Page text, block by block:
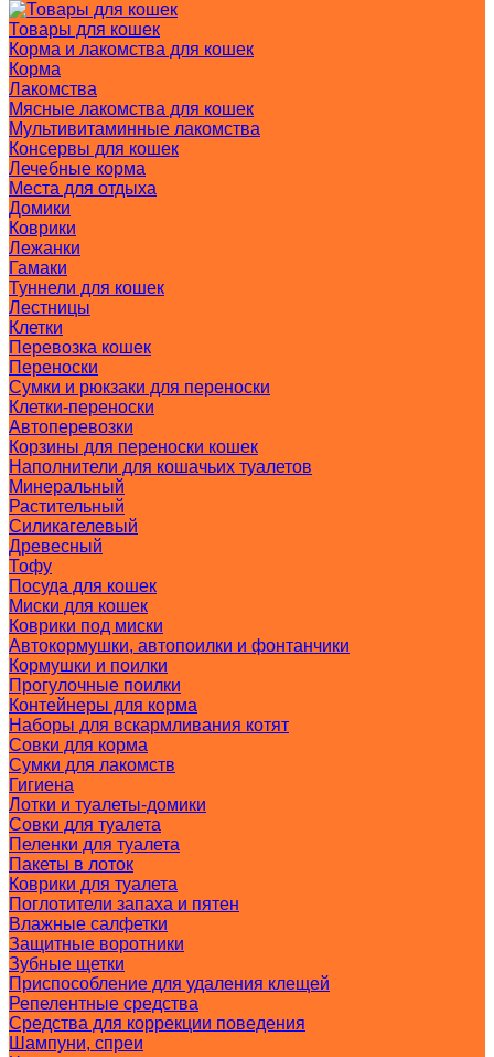
Товары для кошек
Корма и лакомства для кошек
Корма
Лакомства
Мясные лакомства для кошек
Мультивитаминные лакомства
Консервы для кошек
Лечебные корма
Места для отдыха
Домики
Коврики
Лежанки
Гамаки
Туннели для кошек
Лестницы
Клетки
Перевозка кошек
Переноски
Сумки и рюкзаки для переноски
Клетки-переноски
Автоперевозки
Корзины для переноски кошек
Наполнители для кошачьих туалетов
Минеральный
Растительный
Силикагелевый
Древесный
Тофу
Посуда для кошек
Миски для кошек
Коврики под миски
Автокормушки, автопоилки и фонтанчики
Кормушки и поилки
Прогулочные поилки
Контейнеры для корма
Наборы для вскармливания котят
Совки для корма
Сумки для лакомств
Гигиена
Лотки и туалеты-домики
Совки для туалета
Пеленки для туалета
Пакеты в лоток
Коврики для туалета
Поглотители запаха и пятен
Влажные салфетки
Защитные воротники
Зубные щетки
Приспособление для удаления клещей
Репелентные средства
Средства для коррекции поведения
Шампуни, спреи